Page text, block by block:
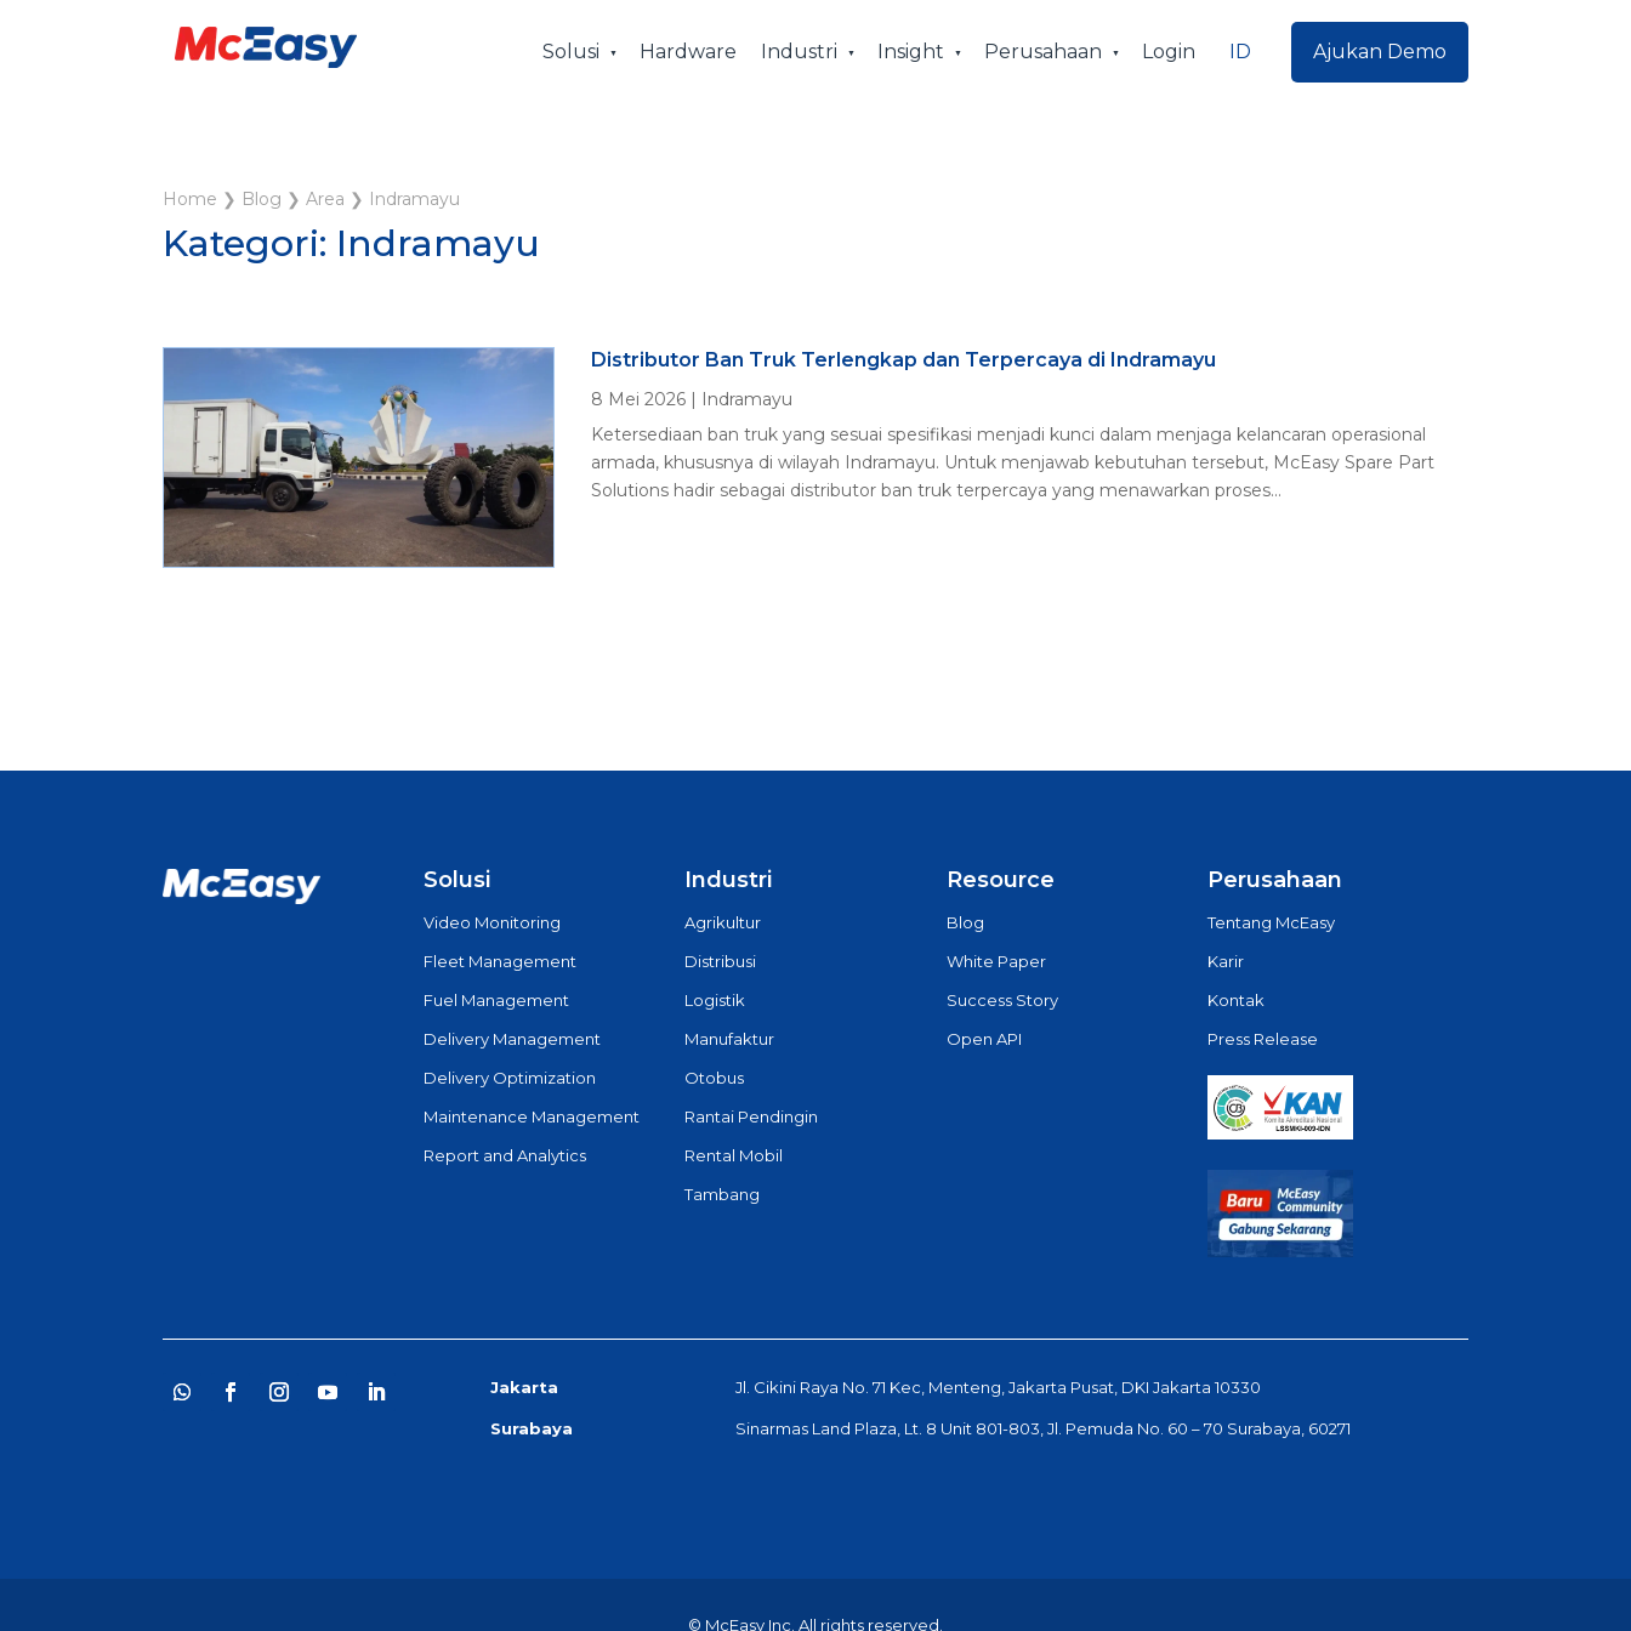
Solusi Hardware Industri Insight Perusahaan Login ID Ajukan Demo
Home ❯ Blog ❯Area ❯ Indramayu
Kategori: Indramayu
Distributor Ban Truk Terlengkap dan Terpercaya di Indramayu
8 Mei 2026| Indramayu
Ketersediaan ban truk yang sesuai spesifikasi menjadi kunci dalam menjaga kelancaran operasional
armada, khususnya di wilayah Indramayu. Untuk menjawab kebutuhan tersebut, McEasy Spare Part
Solutions hadir sebagai distributor ban truk terpercaya yang menawarkan proses...
Solusi
Video Monitoring
Fleet Management
Fuel Management
Delivery Management
Delivery Optimization
Maintenance Management
Report and Analytics
Industri
Agrikultur
Distribusi
Logistik
Manufaktur
Otobus
Rantai Pendingin
Rental Mobil
Tambang
Resource
Blog
White Paper
Success Story
Open API
Perusahaan
Tentang McEasy
Karir
Kontak
Press Release
Jakarta Jl. Cikini Raya No. 71 Kec, Menteng, Jakarta Pusat, DKI Jakarta 10330
Surabaya Sinarmas Land Plaza, Lt. 8 Unit 801-803, Jl. Pemuda No. 60 – 70 Surabaya, 60271
© McEasy Inc. All rights reserved.